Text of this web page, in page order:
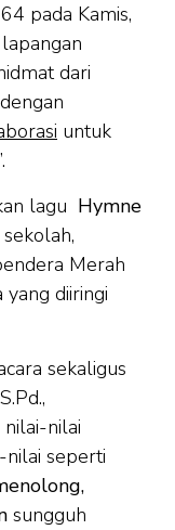
pada Kamis,
dari
untuk
lagu Hymne
Merah
diiringi
sekaligus
nilai
nilai seperti
sungguh